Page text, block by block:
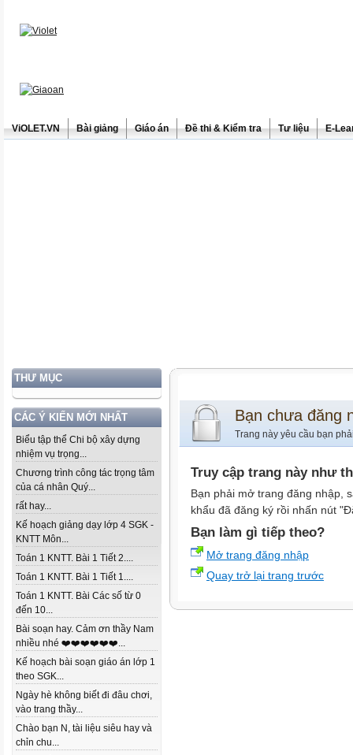
ViOLET.VN Bài giảng Giáo án Đề thi & Kiểm tra Tư liệu E-
THƯ MỤC
CÁC Ý KIẾN MỚI NHẤT
Biểu tập thể Chi bộ xây dựng
nhiệm vụ trọng...
Chương trình công tác trọng tâm
của cá nhân Quý...
rất hay...
Kế hoạch giảng dạy lớp 4 SGK -
KNTT Môn...
Toán 1 KNTT. Bài 1 Tiết 2....
Toán 1 KNTT. Bài 1 Tiết 1....
Toán 1 KNTT. Bài Các số từ 0
đến 10...
Bài soạn hay. Cảm ơn thầy Nam
nhiều nhé ❤️❤️❤️❤️❤️❤️...
Kế hoạch bài soạn giáo án lớp 1
theo SGK...
Ngày hè không biết đi đâu chơi,
vào trang thầy...
Chào bạn N, tài liệu siêu hay và
chỉn chu...
Bạn chưa đăng
Trang này yêu cầu bạn
Truy cập trang này như
Bạn phải mở trang đăng nhập,
khẩu đã đăng ký rồi nhấn nút
Bạn làm gì tiếp theo?
Mở trang đăng nhập
Quay trở lại trang trước